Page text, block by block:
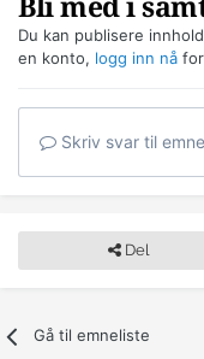
Bli med i
Du kan publisere
en konto, logg inn nå
Skriv svar til
Del
Gå til emneliste